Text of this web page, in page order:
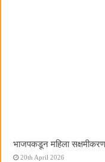
भाजपकडून महिला
20th April 2026